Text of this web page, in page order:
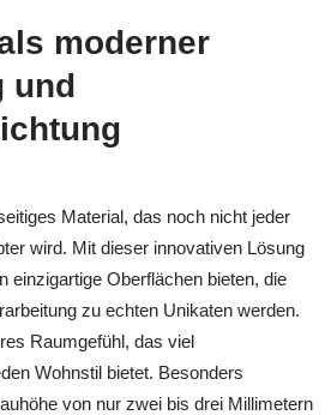
moderner
und
Material, das noch nicht jeder
wird. Mit dieser innovativen Lösung
einzigartige Oberflächen bieten, die
zu echten Unikaten werden.
Raumgefühl, das viel
Wohnstil bietet. Besonders
von nur zwei bis drei Millimetern